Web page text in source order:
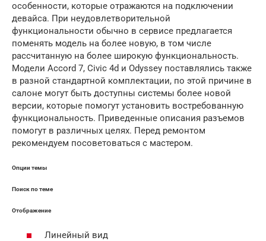
особенности, которые отражаются на подключении
девайса. При неудовлетворительной
функциональности обычно в сервисе предлагается
поменять модель на более новую, в том числе
рассчитанную на более широкую функциональность.
Модели Accord 7, Civic 4d и Odyssey поставлялись также
в разной стандартной комплектации, по этой причине в
салоне могут быть доступны системы более новой
версии, которые помогут установить востребованную
функциональность. Приведенные описания разъемов
помогут в различных целях. Перед ремонтом
рекомендуем посоветоваться с мастером.
Опции темы
Поиск по теме
Отображение
Линейный вид